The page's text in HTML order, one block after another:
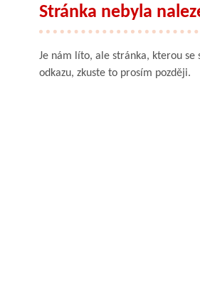
Stránka nebyla
Je nám líto, ale stránka, kterou se
odkazu, zkuste to prosím později.